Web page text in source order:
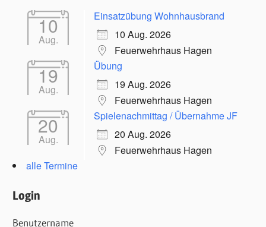
10
Aug.
Einsatzübung Wohnhausbrand
10 Aug. 2026
Feuerwehrhaus Hagen
19
Aug.
Übung
19 Aug. 2026
Feuerwehrhaus Hagen
20
Aug.
Spielenachmittag / Übernahme JF
20 Aug. 2026
Feuerwehrhaus Hagen
alle Termine
Login
Benutzername